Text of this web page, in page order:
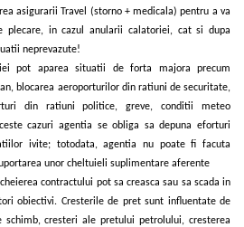
asigurarii Travel (storno + medicala) pentru a va
plecare, in cazul anularii calatoriei, cat si dupa
neprevazute!
pot aparea situatii de forta majora precum
blocarea aeroporturilor din ratiuni de securitate,
din ratiuni politice, greve, conditii meteo
cazuri agentia se obliga sa depuna eforturi
ivite; totodata, agentia nu poate fi facuta
unor cheltuieli suplimentare aferente
contractului pot sa creasca sau sa scada in
obiectivi. Cresterile de pret sunt influentate de
schimb, cresteri ale pretului petrolului, cresterea